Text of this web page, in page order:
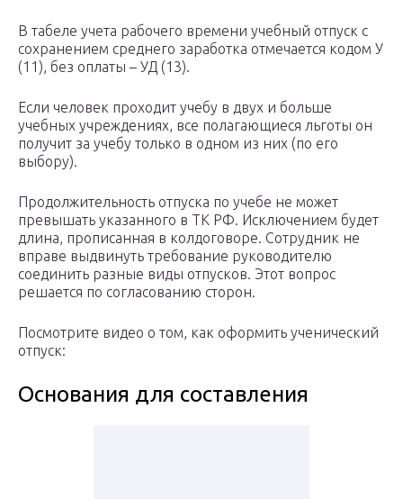
В табеле учета рабочего времени учебный отпуск с
сохранением среднего заработка отмечается кодом У
(11), без оплаты – УД (13).
Если человек проходит учебу в двух и больше
учебных учреждениях, все полагающиеся льготы он
получит за учебу только в одном из них (по его
выбору).
Продолжительность отпуска по учебе не может
превышать указанного в ТК РФ. Исключением будет
длина, прописанная в колдоговоре. Сотрудник не
вправе выдвинуть требование руководителю
соединить разные виды отпусков. Этот вопрос
решается по согласованию сторон.
Посмотрите видео о том, как оформить ученический
отпуск:
Основания для составления